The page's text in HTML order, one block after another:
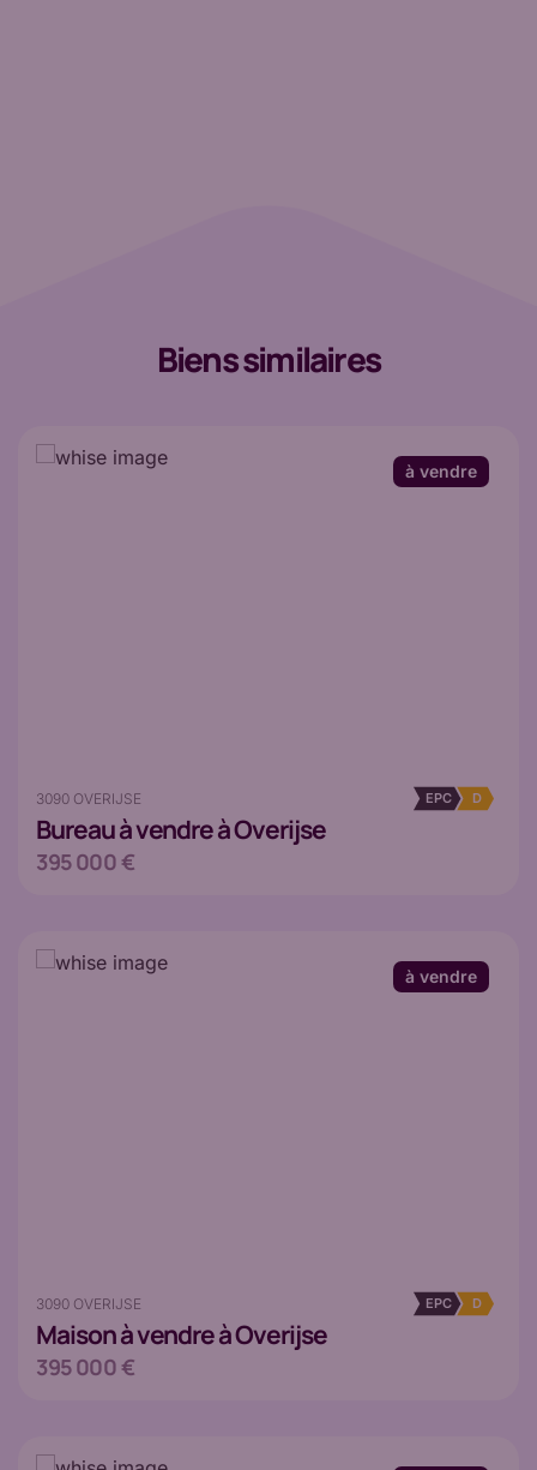
Biens similaires
3090 OVERIJSE
Bureauà vendre à Overijse
EPC D
395 000 €
à vendre
3090 OVERIJSE
Maisonà vendre à Overijse
EPC D
395 000 €
à vendre